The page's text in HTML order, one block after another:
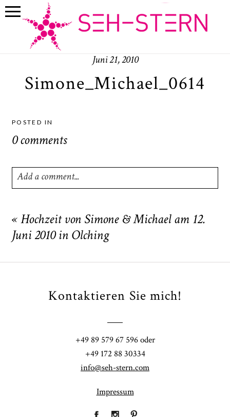
Juni 21, 2010
Simone_Michael_0614
POSTED IN
0 comments
Add a comment...
are marked *
« Hochzeit von Simone & Michael am 12.
Juni 2010 in Olching
Kontaktieren Sie mich!
+49 89 579 67 596 oder
+49 172 88 30334
info@seh-stern.com
Impressum